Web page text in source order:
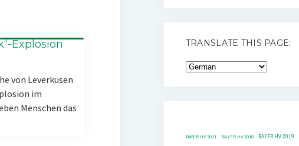
Explosion
von Leverkusen
im
Menschen das
TRANSLATE THIS PAGE:
BAYER HV 2011 BAYER HV 2018 BAYER HV 2019